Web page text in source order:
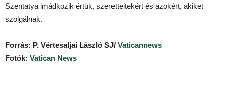
Szentatya imádkozik értük, szeretteitekért és azokért, akiket
szolgálnak.
Forrás: P. Vértesaljai László SJ/ Vaticannews
Fotók: Vatican News